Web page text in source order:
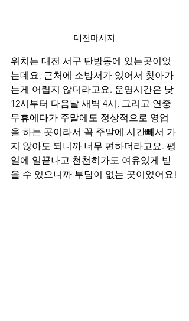
대전마사지
위치는 대전 서구 탄방동에 있는곳이었
는데요, 근처에 소방서가 있어서 찾아가
는게 어렵지 않더라고요. 운영시간은 낮
12시부터 다음날 새벽 4시, 그리고 연중
무휴에다가 주말에도 정상적으로 영업
을 하는 곳이라서 꼭 주말에 시간빼서 가
지 않아도 되니까 너무 편하더라고요. 평
일에 일끝나고 천천히가도 여유있게 받
을 수 있으니까 부담이 없는 곳이었어요!